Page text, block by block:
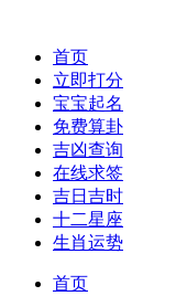
首页
立即打分
宝宝起名
免费算卦
吉凶查询
在线求签
吉日吉时
十二星座
生肖运势
首页